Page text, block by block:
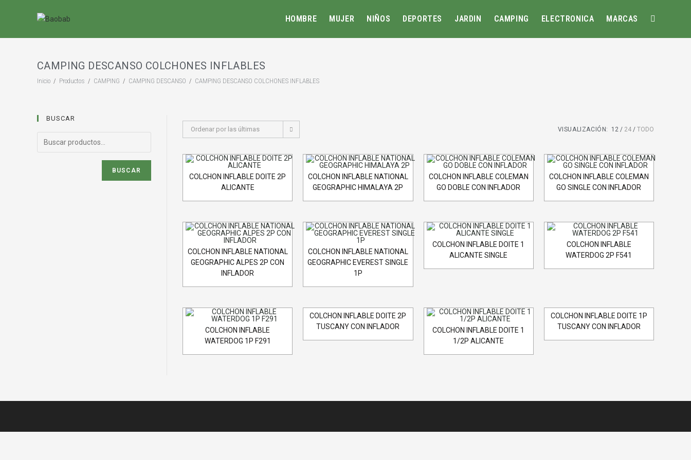
HOMBRE MUJER NIÑOS DEPORTES JARDIN CAMPING ELECTRONICA MARCAS
CAMPING DESCANSO COLCHONES INFLABLES
Inicio / Productos / CAMPING / CAMPING DESCANSO / CAMPING DESCANSO COLCHONES INFLABLES
Ordenar por las últimas VISUALIZACIÓN: 12 24 TODO
COLCHON INFLABLE DOITE 2P
ALICANTE
COLCHON INFLABLE NATIONAL
GEOGRAPHIC HIMALAYA 2P
COLCHON INFLABLE COLEMAN
GO DOBLE CON INFLADOR
COLCHON INFLABLE COLEMAN
GO SINGLE CON INFLADOR
COLCHON INFLABLE NATIONAL
GEOGRAPHIC ALPES 2P CON
INFLADOR
COLCHON INFLABLE NATIONAL
GEOGRAPHIC EVEREST SINGLE
1P
COLCHON INFLABLE DOITE 1
ALICANTE SINGLE
COLCHON INFLABLE
WATERDOG 2P F541
COLCHON INFLABLE
WATERDOG 1P F291
COLCHON INFLABLE DOITE 2P
TUSCANY CON INFLADOR
COLCHON INFLABLE DOITE 1
1/2P ALICANTE
COLCHON INFLABLE DOITE 1P
TUSCANY CON INFLADOR
BUSCAR
BUSCAR